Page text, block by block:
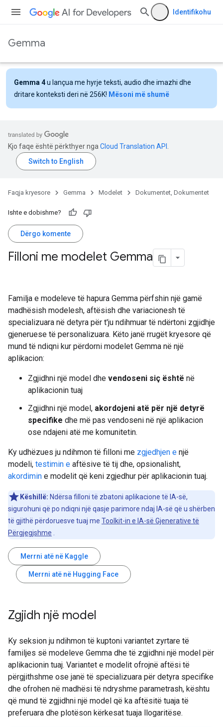
Identifikohu
Gemma
Gemma 4u lançua me hyrje teksti, audio dhe imazhi dhe
dritare konteksti deri në 256K! Mësoni më shumë
Kjo faqe është përkthyer nga Cloud Translation API
Faqja kryesore Gemma Modelet Dokumentet, Dokumentet
Ishte e dobishme?
Dërgo komente
Filloni me modelet Gemma
Familja e modeleve të hapura Gemma përfshin një gamë
madhësish modelesh, aftësish dhe variacionesh të
specializuara në detyra për t'ju ndihmuar të ndërtoni zgjidhje
gjeneruese të personalizuara. Këto janë rrugët kryesore që
mund të ndiqni kur përdorni modelet Gemma në një
aplikacion:
Zgjidhni një model dhe vendoseni siç është në
aplikacionin tuaj
Zgjidhni një model, akordojeni atë për një detyrë
specifike dhe më pas vendoseni në një aplikacion
ose ndajeni atë me komunitetin.
Ky udhëzues ju ndihmon të filloni me zgjedhjen e një
modeli, testimin e aftësive të tij dhe, opsionalisht,
akordimin e modelit që keni zgjedhur për aplikacionin tuaj.
Këshillë: Ndërsa filloni të zbatoni aplikacione të IA-së,
sigurohuni që po ndiqni një qasje parimore ndaj IA-së që u shërben
të gjithë përdoruesve tuaj me Toolkit-in e IA-së Gjenerative të
Përgjegjshme
Merrni atë në Kaggle
Merrni atë në Hugging Face
Zgjidh një model
Ky seksion ju ndihmon të kuptoni variantet zyrtare të
familjes së modeleve Gemma dhe të zgjidhni një model për
aplikacionin tuaj. Variantet e modelit ofrojnë aftësi të
përgjithshme ose janë të specializuara për detyra specifike
dhe ofrohen në madhësi të ndryshme parametrash, kështu
që mund të zgjidhni një model që ka aftësitë tuaja të
preferuara dhe plotëson kërkesat tuaja llogaritëse.